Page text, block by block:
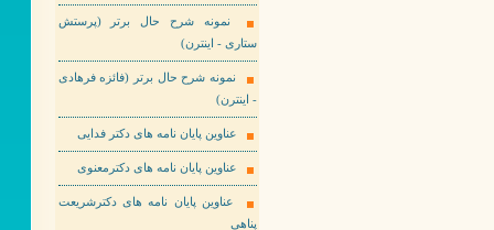
نمونه شرح حال برتر (پرستش
ستاری - اینترن)
نمونه شرح حال برتر (فائزه فرهادی
- اینترن)
عناوین پایان نامه های دکتر فدایی
عناوین پایان نامه های دکترمعنوی
عناوین پایان نامه های دکترشریعت
پناهی